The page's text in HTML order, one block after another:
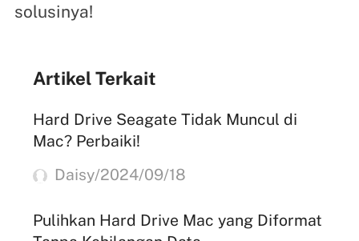
solusinya!
Artikel Terkait
Hard Drive Seagate Tidak Muncul di
Mac? Perbaiki!
Daisy/2024/09/18
Pulihkan Hard Drive Mac yang Diformat